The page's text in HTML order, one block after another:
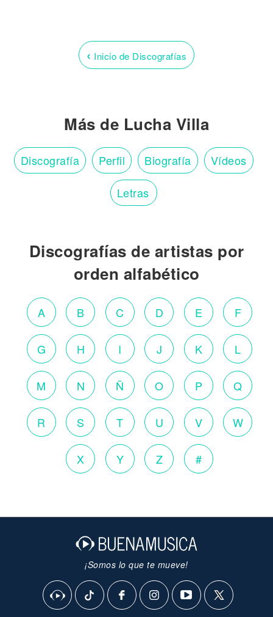
‹ Inicio de Discografías
Más de Lucha Villa
Discografía Perfil Biografía Vídeos
Letras
Discografías de artistas por
orden alfabético
A B C D E F
G H I J K L
M N Ñ O P Q
R S T U V W
X Y Z #
¡Somos lo que te mueve!